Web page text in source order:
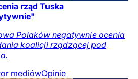
rząd Tuska
Polaków negatywnie ocenia
koalicji rządzącej pod
mediówOpinie